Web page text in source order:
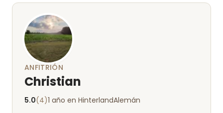
sentimos como en casa y pudimos relajarnos.
ANFITRIÓN
Christian
5.0(4)1 año en HinterlandAlemán